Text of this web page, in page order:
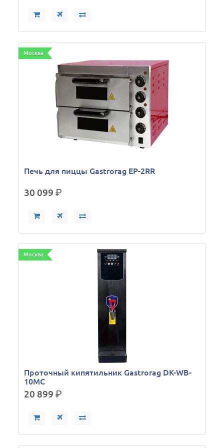
Москва
Печь для пиццы Gastrorag EP-2RR
30 099р.
Москва
Проточный кипятильник Gastrorag DK-WB-
10MC
20 899р.